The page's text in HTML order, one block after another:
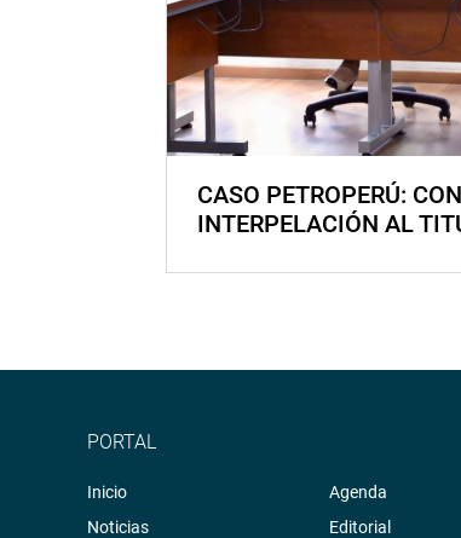
CASO PETROPERÚ:
INTERPELACIÓN AL
PORTAL
Inicio
Noticias
Agenda
Editorial